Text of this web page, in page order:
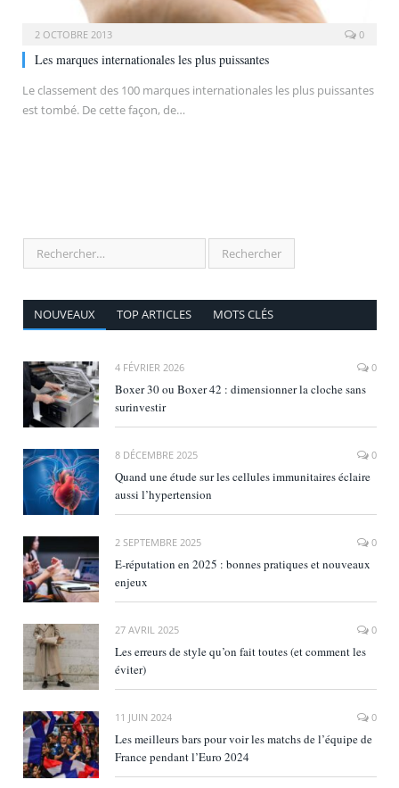
2 OCTOBRE 2013 0
Les marques internationales les plus puissantes
Le classement des 100 marques internationales les plus puissantes
est tombé. De cette façon, de…
NOUVEAUX TOP ARTICLES MOTS CLÉS
4 FÉVRIER 2026 0
Boxer 30 ou Boxer 42 : dimensionner la cloche sans
surinvestir
8 DÉCEMBRE 2025 0
Quand une étude sur les cellules immunitaires éclaire
aussi l’hypertension
2 SEPTEMBRE 2025 0
E‑réputation en 2025 : bonnes pratiques et nouveaux
enjeux
27 AVRIL 2025 0
Les erreurs de style qu’on fait toutes (et comment les
éviter)
11 JUIN 2024 0
Les meilleurs bars pour voir les matchs de l’équipe de
France pendant l’Euro 2024